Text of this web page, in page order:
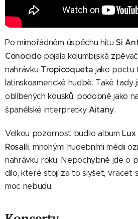
Po mimořádném úspěchu hituSi
Conocidopojala kolumbijská
nahrávku Tropicoqueta jako poctu
latinskoamerické hudbě. Také tady
oblíbených kousků, podobně jako
španělské interpretky Aitany.
Velkou pozornost budilo album Lux
Rosalíi, mnohými hudebními médii
nahrávku roku. Nepochybně jde o
dílo, které stojí za to slyšet, vracet
moc nebudu.